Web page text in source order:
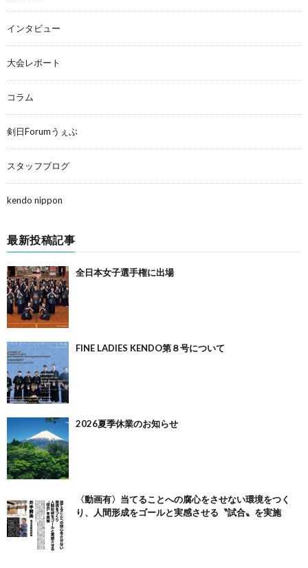
インタビュー
大会レポート
コラム
剣日Forumうぇぶ
スタッフブログ
kendo nippon
最新投稿記事
全日本女子選手権に出場
FINE LADIES KENDO第８号について
2026夏季休業のお知らせ
〈動画有〉当てることへの腐心をさせない環境をつく
り、人間形成をゴールと実感させる〝試合〟を実施